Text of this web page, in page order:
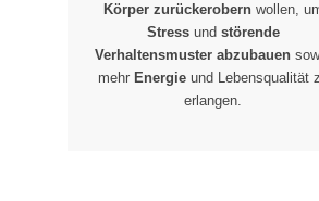
Körper zurückerobernwollen,
Stressund störende
Verhaltensmuster abzubauen
mehr Energieund Lebensqualität
erlangen.